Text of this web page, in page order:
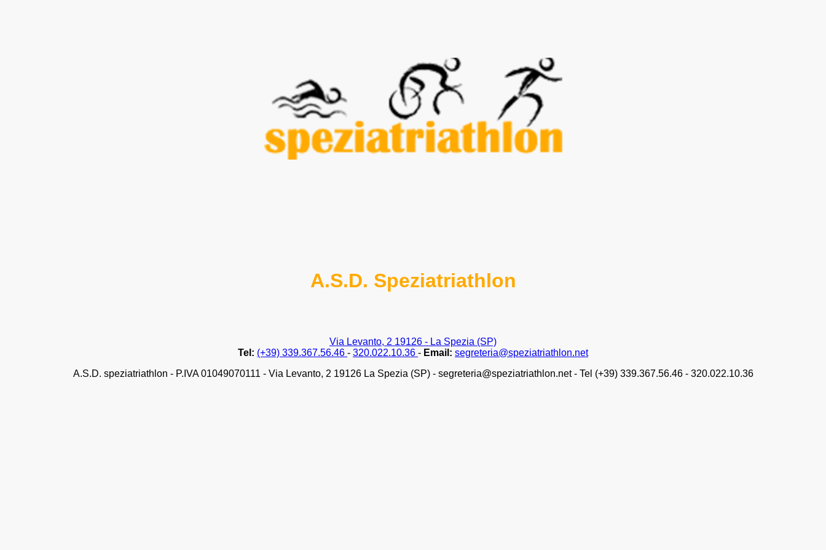
A.S.D. Speziatriathlon
Via Levanto, 2 19126 - La Spezia (SP)
Tel: (+39) 339.367.56.46 - 320.022.10.36 - Email: segreteria@speziatriathlon.net
A.S.D. speziatriathlon - P.IVA 01049070111 - Via Levanto, 2 19126 La Spezia (SP) - segreteria@speziatriathlon.net - Tel (+39) 339.367.56.46 - 320.022.10.36